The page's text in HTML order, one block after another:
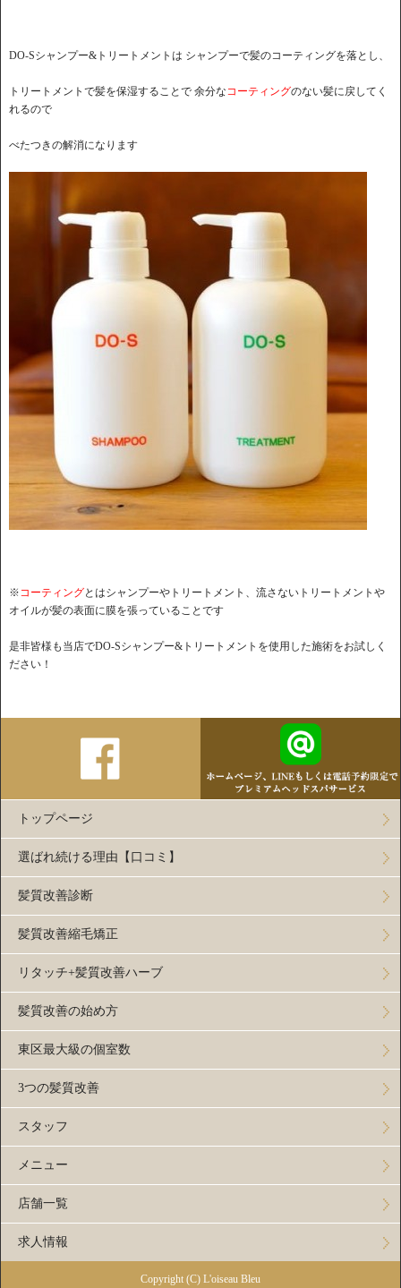
DO-Sシャンプー&トリートメントは シャンプーで髪のコーティングを落とし、
トリートメントで髪を保湿することで 余分な コーティングのない髪に戻してく
れるので
べたつきの解消になります
※ コーティングとはシャンプーやトリートメント、流さないトリートメントや
オイルが髪の表面に膜を張っていることです
是非皆様も当店でDO-Sシャンプー&トリートメントを使用した施術をお試しく
ださい！
トップページ
選ばれ続ける理由【口コミ】
髪質改善診断
髪質改善縮毛矯正
リタッチ+髪質改善ハーブ
髪質改善の始め方
東区最大級の個室数
3つの髪質改善
スタッフ
メニュー
店舗一覧
求人情報
Copyright (C) L'oiseau Bleu